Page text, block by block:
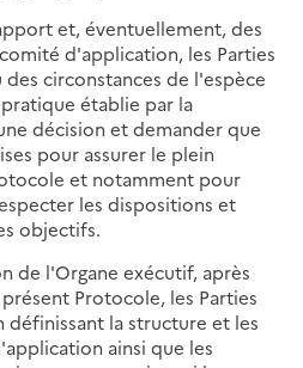
et, éventuellement, des
d'application, les Parties
circonstances de l'espèce
établie par la
décision et demander que
pour assurer le plein
et notamment pour
les dispositions et
objectifs.
de l'Organe exécutif, après
Protocole, les Parties
la structure et les
ainsi que les